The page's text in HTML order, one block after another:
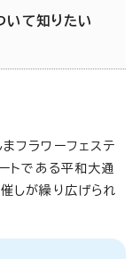
いて知りたい
フラワーフェステ
トである平和大通
しが繰り広げられ